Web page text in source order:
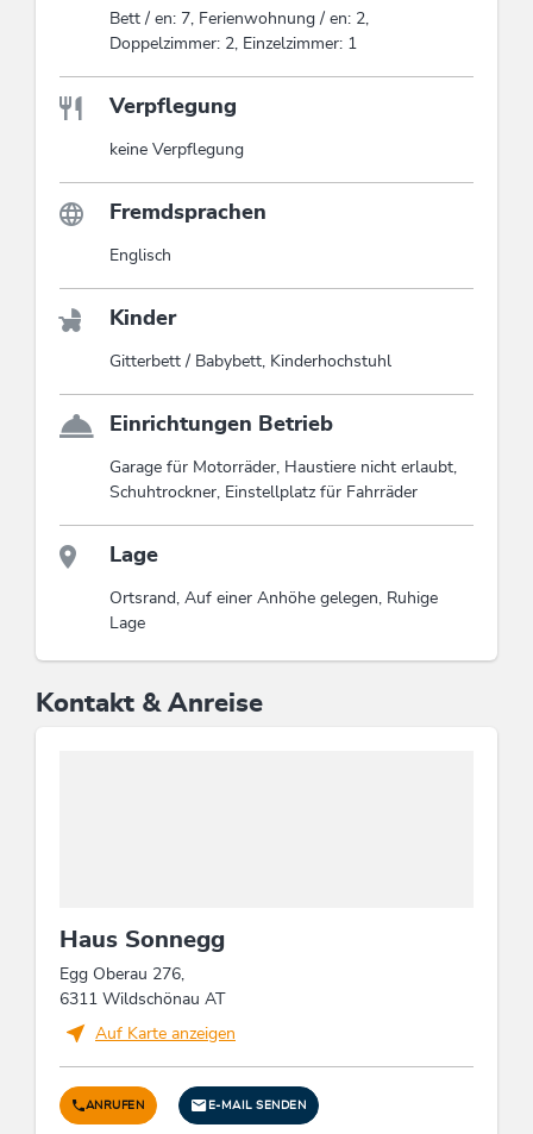
Bett / en: 7, Ferienwohnung / en: 2,
Doppelzimmer: 2, Einzelzimmer: 1
Verpflegung
keine Verpflegung
Fremdsprachen
Englisch
Kinder
Gitterbett / Babybett, Kinderhochstuhl
Einrichtungen Betrieb
Garage für Motorräder, Haustiere nicht erlaubt,
Schuhtrockner, Einstellplatz für Fahrräder
Lage
Ortsrand, Auf einer Anhöhe gelegen, Ruhige
Lage
Kontakt & Anreise
Haus Sonnegg
Egg Oberau 276,
6311 Wildschönau AT
Auf Karte anzeigen
ANRUFEN E-MAIL SENDEN